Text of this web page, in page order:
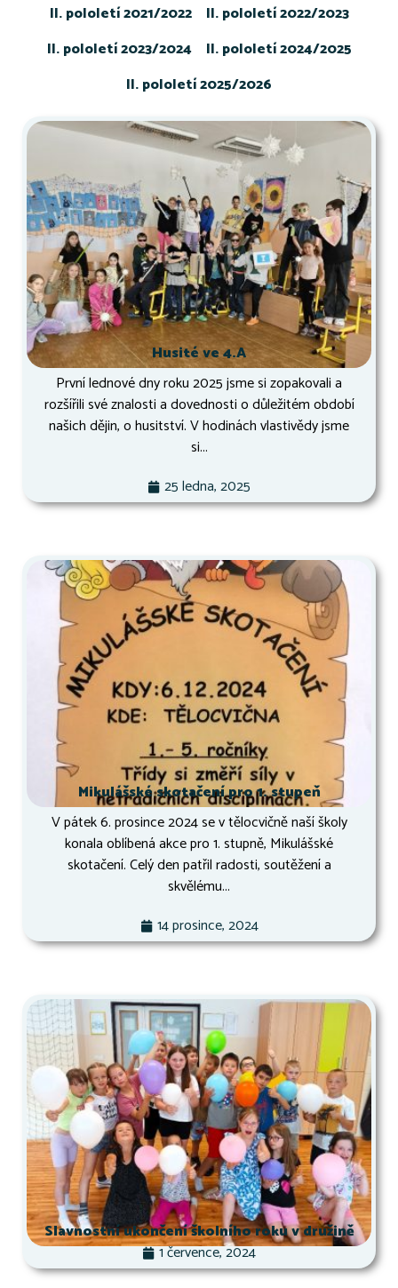
II. pololetí 2021/2022
II. pololetí 2022/2023
II. pololetí 2023/2024
II. pololetí 2024/2025
II. pololetí 2025/2026
Husité ve 4.A
První lednové dny roku 2025 jsme si zopakovali a
rozšířili své znalosti a dovednosti o důležitém období
našich dějin, o husitství. V hodinách vlastivědy jsme
si...
25 ledna, 2025
Mikulášské skotačení pro 1. stupeň
V pátek 6. prosince 2024 se v tělocvičně naší školy
konala oblíbená akce pro 1. stupně, Mikulášské
skotačení. Celý den patřil radosti, soutěžení a
skvělému...
14 prosince, 2024
Slavnostní ukončení školního roku v družině
1 července, 2024